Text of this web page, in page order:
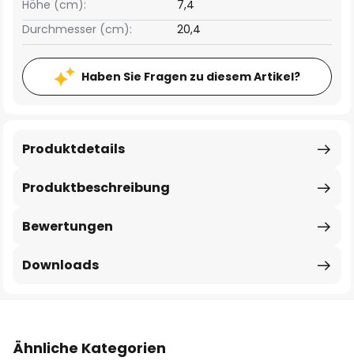
Höhe (cm):
7,4
Durchmesser (cm):
20,4
Haben Sie Fragen zu diesem Artikel?
Produktbeschreibung
Produktdetails
Bewertungen
Downloads
Ähnliche Kategorien